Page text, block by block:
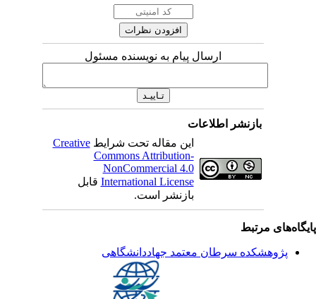
ارسال پیام به نویسنده مسئول
بازنشر اطلاعات
این مقاله تحت شرایطCreative
Commons Attribution-
NonCommercial 4.0
International Licenseقابل
بازنشر است.
مرتبط
پژوهشکده سرطان معتمد جهاددانشگاهی